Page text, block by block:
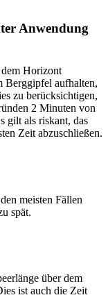
Anwendung
Horizont
Berggipfel aufhalten,
zu berücksichtigen,
2 Minuten von
gilt als riskant, das
Zeit abzuschließen.
meisten Fällen
spät.
über dem
ist auch die Zeit